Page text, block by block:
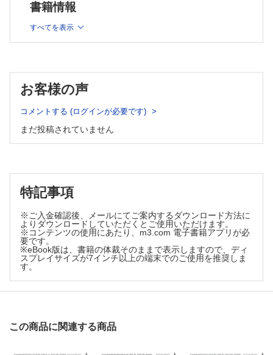
生体内ゲノム編集技術“HITI法”のupdate 鈴木啓一郎
ヒトゲノム情報を応用したiPS細胞のゲノム編集研究 家弓
紗矢香・他
製 江森千紘・伊川正人
塚正人・佐藤正宏
CRISPRを利用した時期・組織特異的遺伝子変異マウスの作
ゲノム編集治療
Ex vivoゲノム編集治療時代の幕開け─現状と課題 パン イ
複数のニックにより誘導するゲノム編集 富田亜希子・中田
慎一郎
染色体挿入型ウイルスベクターによる発がんとその機序 内
山 徹
血友病に対する遺伝子治療とゲノム編集治療 佐藤孝弘・大
Ex vivo，in vivoゲノム編集治療法開発の動向 石田紗恵子
ゲノム編集治療に係る目的外変異の予測･評価の手法と考え
方 山下拓真・他
書籍情報
すべてを表示
お客様の声
コメントする (ログインが必要です)
まだ投稿されていません
特記事項
※ご入金確認後、メールにてご案内するダウンロード方法に
よりダウンロードしていただくとご使用いただけます。
※コンテンツの使用にあたり、m3.com 電子書籍アプリが必
要です。
※eBook版は、書籍の体裁そのままで表示しますので、ディ
スプレイサイズが7インチ以上の端末でのご使用を推奨しま
す。
この商品に関連する商品